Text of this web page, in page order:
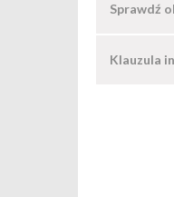
Sprawdź
Klauzula